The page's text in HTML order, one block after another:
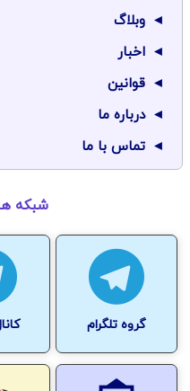
وبلاگ
اخبار
قوانین
درباره ما
تماس با ما
شبکه
گروه تلگرام